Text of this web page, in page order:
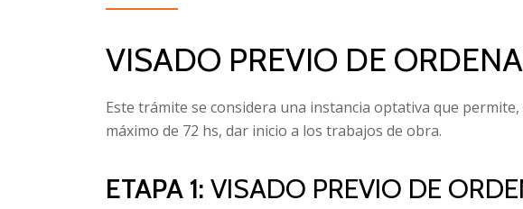
VISADO PREVIO DE
Este trámite se considera una instancia optativa que
máximo de 72 hs, dar inicio a los trabajos de obra.
ETAPA 1: VISADO PREVIO DE